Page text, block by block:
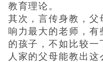
教育理论。
其次，言传身教，父
响力最大的老师，
的孩子，不如比较一
人家的父母能教出这